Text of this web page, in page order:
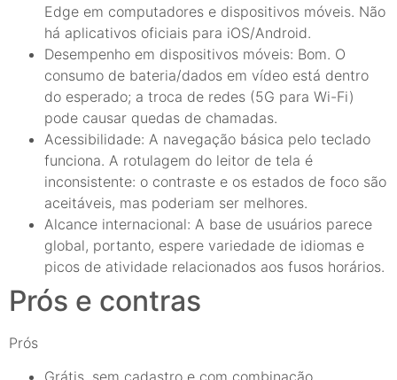
Edge em computadores e dispositivos móveis. Não
há aplicativos oficiais para iOS/Android.
Desempenho em dispositivos móveis: Bom. O
consumo de bateria/dados em vídeo está dentro
do esperado; a troca de redes (5G para Wi-Fi)
pode causar quedas de chamadas.
Acessibilidade: A navegação básica pelo teclado
funciona. A rotulagem do leitor de tela é
inconsistente: o contraste e os estados de foco são
aceitáveis, mas poderiam ser melhores.
Alcance internacional: A base de usuários parece
global, portanto, espere variedade de idiomas e
picos de atividade relacionados aos fusos horários.
Prós e contras
Prós
Grátis, sem cadastro e com combinação